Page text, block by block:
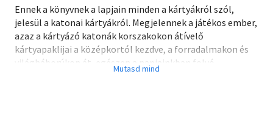
Ennek a könyvnek a lapjain minden a kártyákról szól,
jelesül a katonai kártyákról. Megjelennek a játékos ember,
azaz a kártyázó katonák korszakokon átívelő
kártyapaklijai a középkortól kezdve, a forradalmakon és
világháborúkon át, egészen a napjainkban folyó